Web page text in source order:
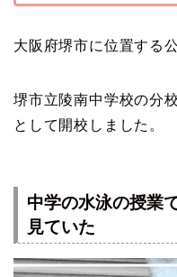
大阪府堺市に位置する
堺市立陵南中学校の分
として開校しました。
中学の水泳の授業
見ていた